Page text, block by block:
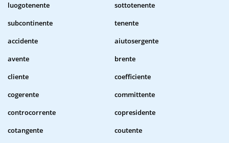
luogotenente
sottotenente
subcontinente
tenente
accidente
aiutosergente
avente
brente
cliente
coefficiente
cogerente
committente
controcorrente
copresidente
cotangente
coutente